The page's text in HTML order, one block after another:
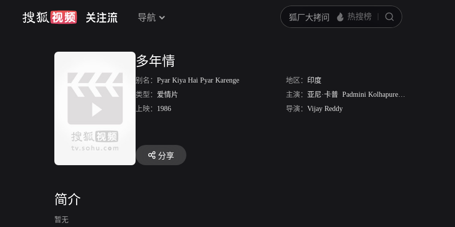
导航
多年情
别名： Pyar Kiya Hai Pyar Karenge 地区： 印度
类型： 爱情片 主演： 亚尼·卡普 Padmini Kolhapure Anita Raj
上映： 1986 导演： Vijay Reddy
分享
简介
暂无